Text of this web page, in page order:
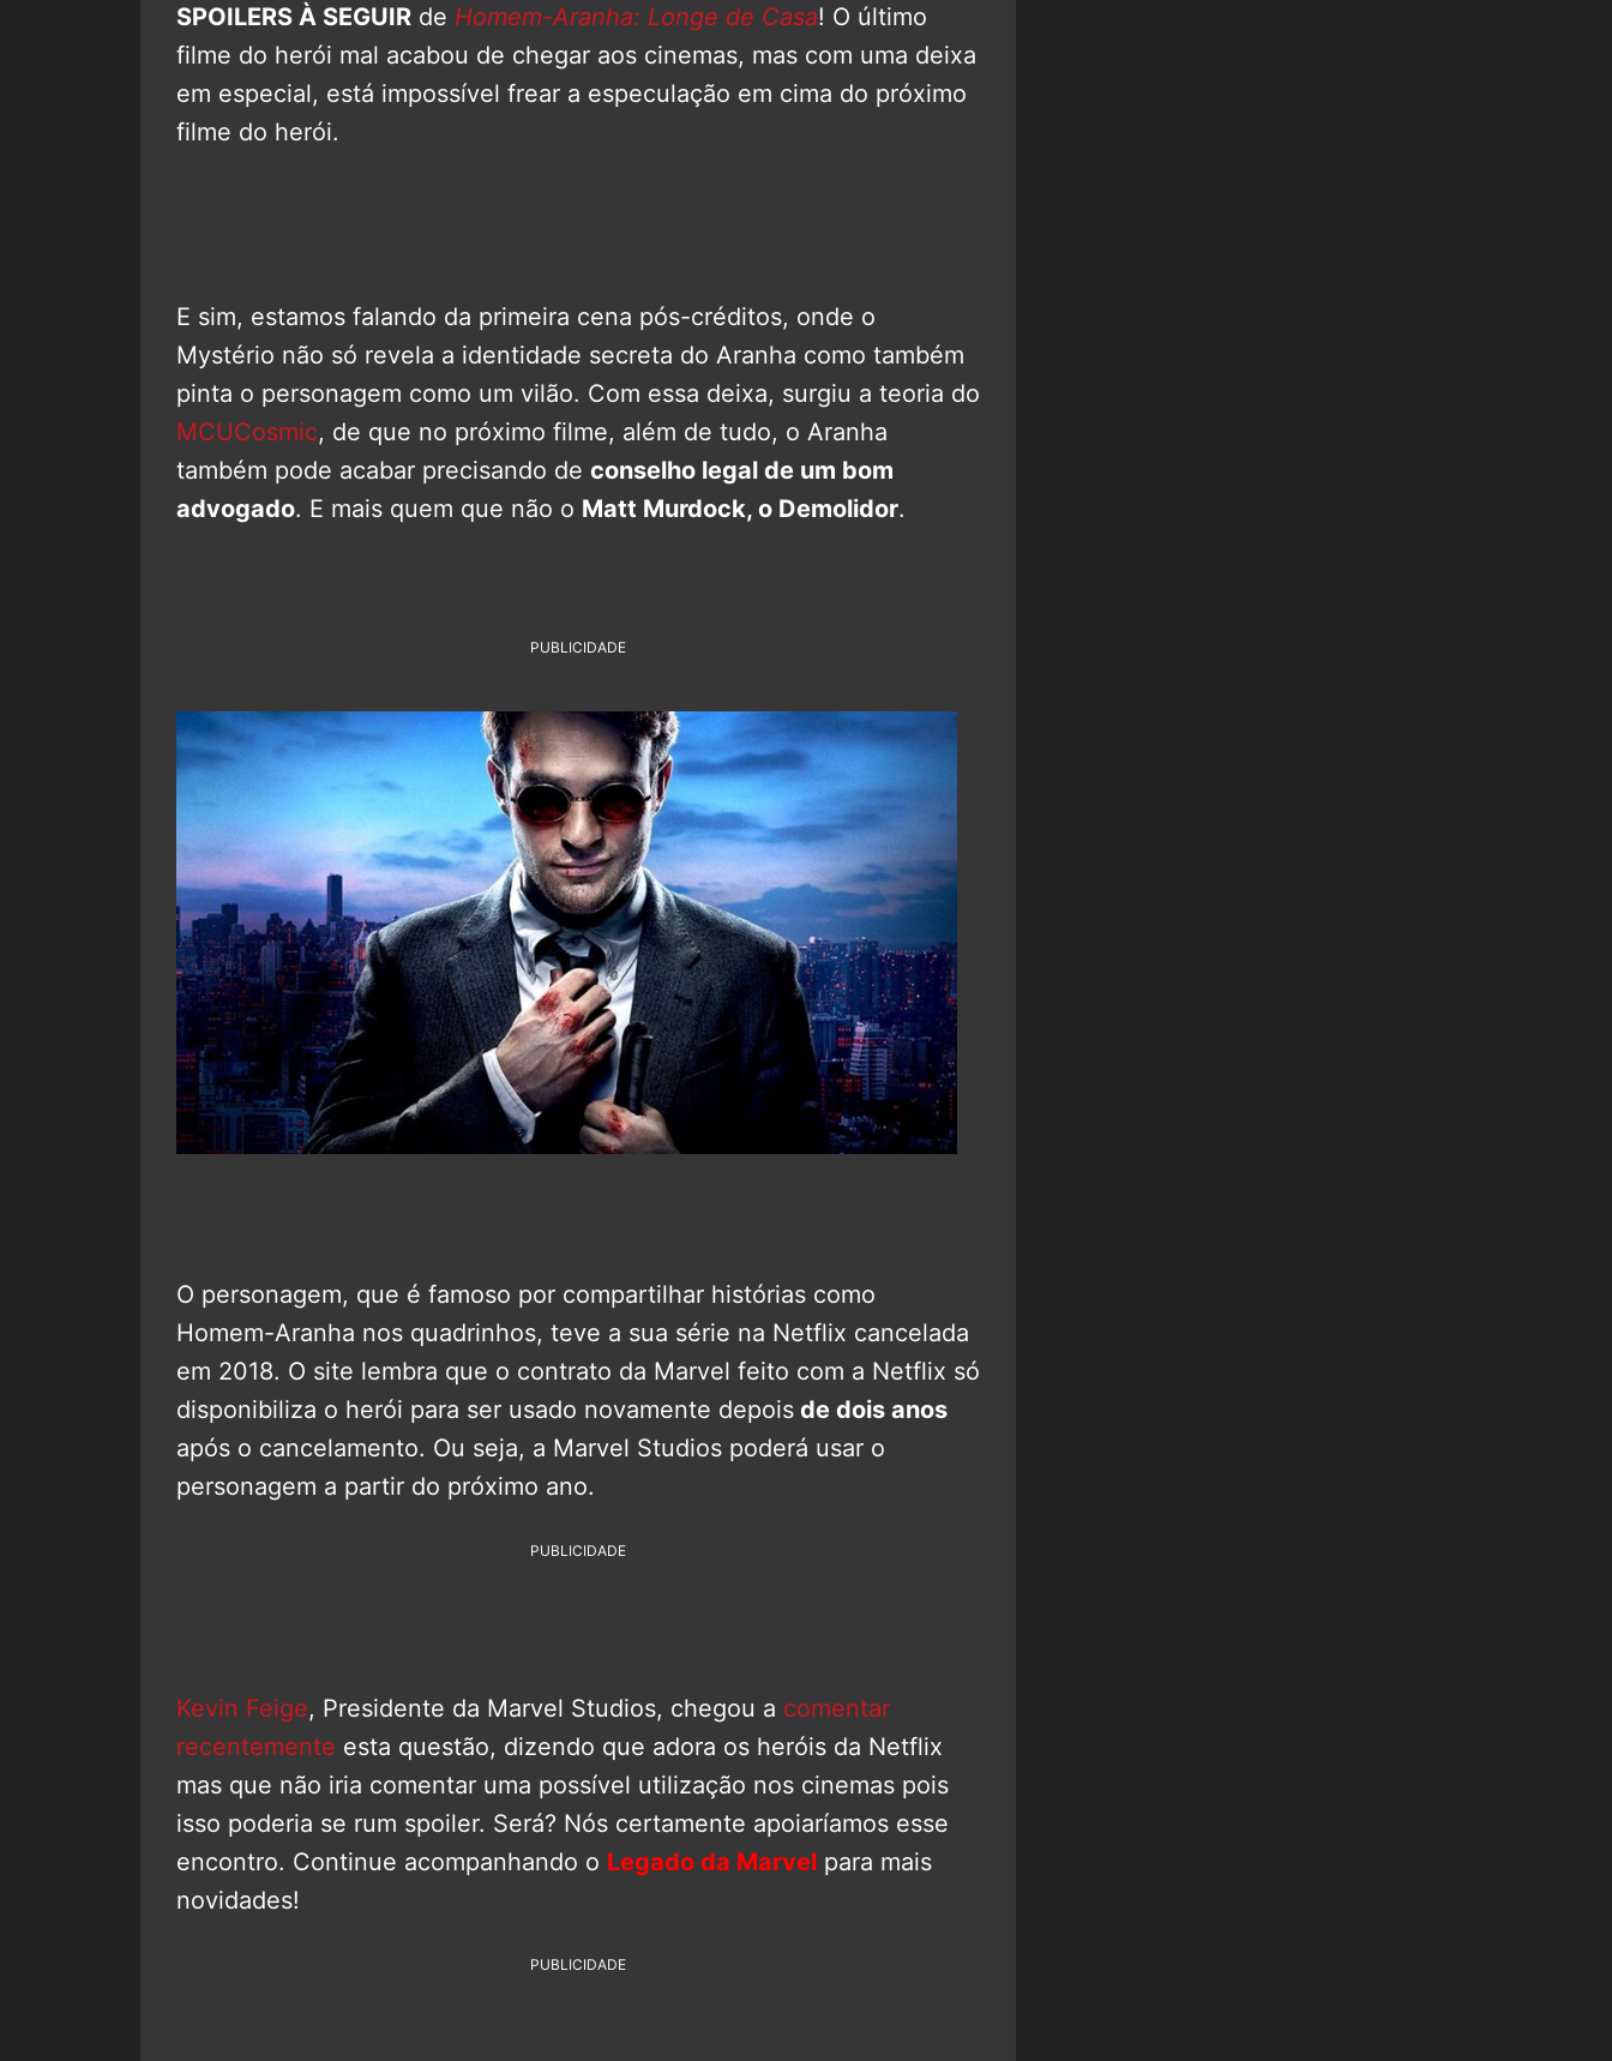
SPOILERS À SEGUIR de Homem-Aranha: Longe de Casa! O último
filme do herói mal acabou de chegar aos cinemas, mas com uma deixa
em especial, está impossível frear a especulação em cima do próximo
filme do herói.
E sim, estamos falando da primeira cena pós-créditos, onde o
Mystério não só revela a identidade secreta do Aranha como também
pinta o personagem como um vilão. Com essa deixa, surgiu a teoria do
MCUCosmic, de que no próximo filme, além de tudo, o Aranha
também pode acabar precisando de conselho legal de um bom
advogado. E mais quem que não o Matt Murdock, o Demolidor.
PUBLICIDADE
O personagem, que é famoso por compartilhar histórias como
Homem-Aranha nos quadrinhos, teve a sua série na Netflix cancelada
em 2018. O site lembra que o contrato da Marvel feito com a Netflix só
disponibiliza o herói para ser usado novamente depois de dois anos
após o cancelamento. Ou seja, a Marvel Studios poderá usar o
personagem a partir do próximo ano.
PUBLICIDADE
Kevin Feige, Presidente da Marvel Studios, chegou a comentar
recentemente esta questão, dizendo que adora os heróis da Netflix
mas que não iria comentar uma possível utilização nos cinemas pois
isso poderia se rum spoiler. Será? Nós certamente apoiaríamos esse
encontro. Continue acompanhando o Legado da Marvel para mais
novidades!
PUBLICIDADE